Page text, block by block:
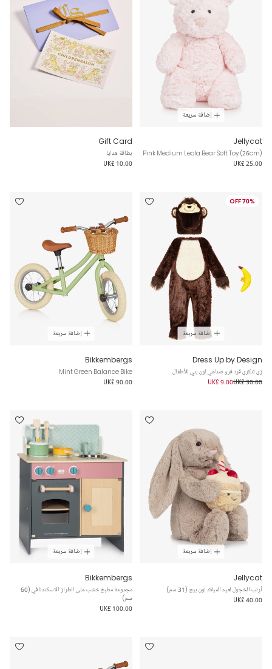
إضافة سريعة
Jellycat
Pink Medium Leola Bear Soft Toy (26cm)
UK£ 25.00
Gift Card
بطاقة هدايا
UK£ 10.00
70% OFF
إضافة سريعة
Dress Up by Design
زي تنكري قرد فرو صناعي لون بني للأطفال
UK£ 30.00
UK£ 9.00
إضافة سريعة
Bikkembergs
Mint Green Balance Bike
UK£ 90.00
إضافة سريعة
Jellycat
أرنب الخجول لعيد الميلاد لون بيج (31 سم)
UK£ 40.00
إضافة سريعة
Bikkembergs
مجموعة مطبخ خشب على الطراز الاسكندنافي (60
سم)
UK£ 100.00